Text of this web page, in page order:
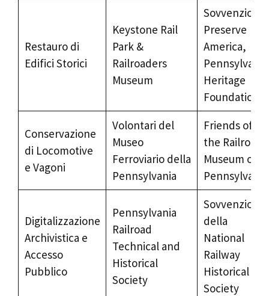
Restauro di
Edifici Storici
Keystone Rail
Park &
Railroaders
Museum
Sovvenzioni
Preserve
America,
Pennsylvania
Heritage
Foundation
Conservazione
di Locomotive
e Vagoni
Volontari del
Museo
Ferroviario della
Pennsylvania
Friends of
the Railroad
Museum of
Pennsylvania
Digitalizzazione
Archivistica e
Accesso
Pubblico
Pennsylvania
Railroad
Technical and
Historical
Society
Sovvenzioni
della
National
Railway
Historical
Society